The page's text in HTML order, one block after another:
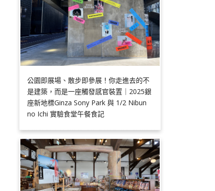
公園即展場、散步即參展！你走進去的不
是建築，而是一座觸發感官裝置｜2025銀
座新地標Ginza Sony Park 與 1/2 Nibun
no Ichi 實驗食堂午餐食記